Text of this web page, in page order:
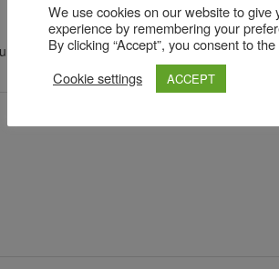
obligatorii sunt marcate cu*
We use cookies on our website to give
experience by remembering your
By clicking “Accept”, you consent to
Cookie settings
ACCEPT